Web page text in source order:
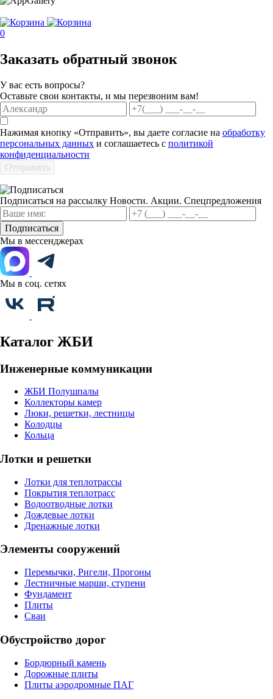
0
Заказать обратный звонок
У вас есть вопросы?
Оставьте свои контакты, и мы перезвоним вам!
Нажимая кнопку «Отправить», вы даете согласие на обработку
персональных данных и соглашаетесь с политикой
конфиденциальности
Отправить
Подписаться на рассылку Новости. Акции. Спецпредложения
Подписаться
Мы в мессенджерах
Мы в соц. сетях
Каталог ЖБИ
Инженерные коммуникации
ЖБИ Полушпалы
Коллекторы камер
Люки, решетки, лестницы
Колодцы
Кольца
Лотки и решетки
Лотки для теплотрассы
Покрытия теплотрасс
Водоотводные лотки
Дождевые лотки
Дренажные лотки
Элементы сооружений
Перемычки, Ригели, Прогоны
Лестничные марши, ступени
Фундамент
Плиты
Сваи
Обустройство дорог
Бордюрный камень
Дорожные плиты
Плиты аэродромные ПАГ